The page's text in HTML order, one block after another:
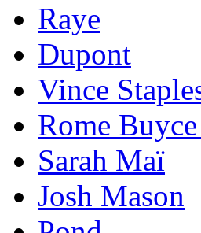
Raye
Dupont
Vince
Rome
Sarah Maï
Josh Mason